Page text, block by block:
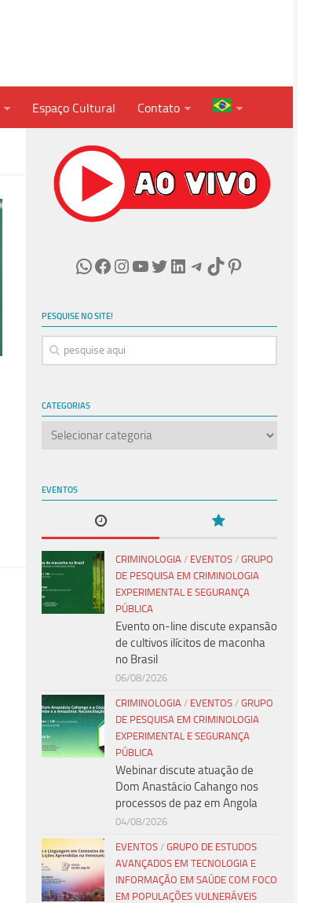
Espaço Cultural Contato
WhatsApp
Facebook
Instagram
Youtube
Twitter
LinkedIn
Telegram
TikTokPinterest
PESQUISE NO SITE!
CATEGORIAS
Categorias
EVENTOS
CRIMINOLOGIA / EVENTOS / GRUPO
DE PESQUISA EM CRIMINOLOGIA
EXPERIMENTAL E SEGURANÇA
PÚBLICA
Evento on-line discute expansão
de cultivos ilícitos de maconha
no Brasil
06/08/2026
CRIMINOLOGIA / EVENTOS / GRUPO
DE PESQUISA EM CRIMINOLOGIA
EXPERIMENTAL E SEGURANÇA
PÚBLICA
Webinar discute atuação de
Dom Anastácio Cahango nos
processos de paz em Angola
04/08/2026
EVENTOS / GRUPO DE ESTUDOS
AVANÇADOS EM TECNOLOGIA E
INFORMAÇÃO EM SAÚDE COM FOCO
EM POPULAÇÕES VULNERÁVEIS